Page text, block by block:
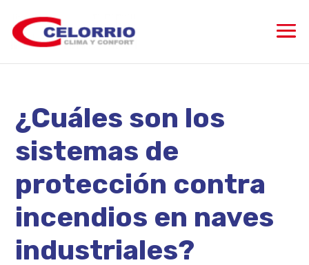
¿Cuáles son los
sistemas de
protección contra
incendios en naves
industriales?